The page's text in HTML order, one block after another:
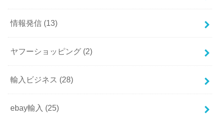
情報発信 (13)
ヤフーショッピング (2)
輸入ビジネス (28)
ebay輸入 (25)